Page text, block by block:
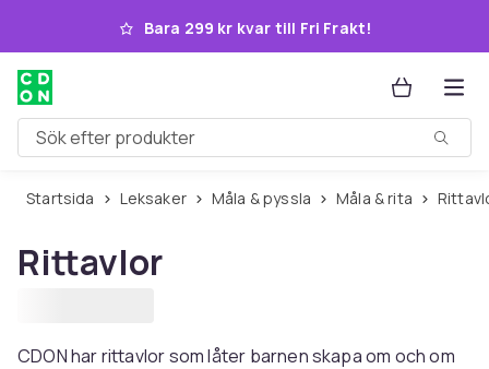
Hoppa till huvudinnehållet
Bara 299 kr kvar till Fri Frakt!
Sök efter produkter
Startsida Leksaker Måla & pyssla Måla & rita
Rittavlor
CDON har rittavlor som låter barnen skapa om och om